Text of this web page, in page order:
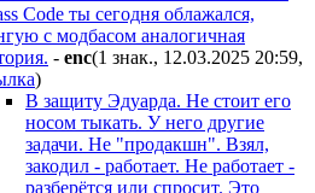
Code ты сегодня облажался,
с модбасом аналогичная
- enc(1 знак., 12.03.2025 20:59,
)
В защиту Эдуарда. Не стоит его
носом тыкать. У него другие
задачи. Не "продакшн". Взял,
закодил - работает. Не работает -
разберётся или спросит. Это